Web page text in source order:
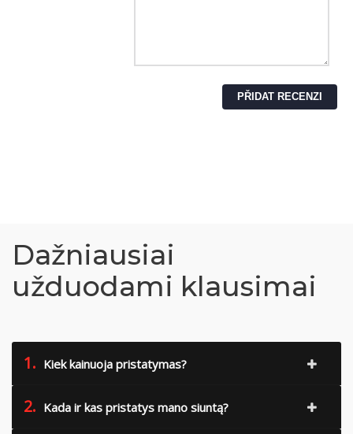
Dažniausiai
užduodami klausimai
1. Kiek kainuoja pristatymas?
2. Kada ir kas pristatys mano siuntą?